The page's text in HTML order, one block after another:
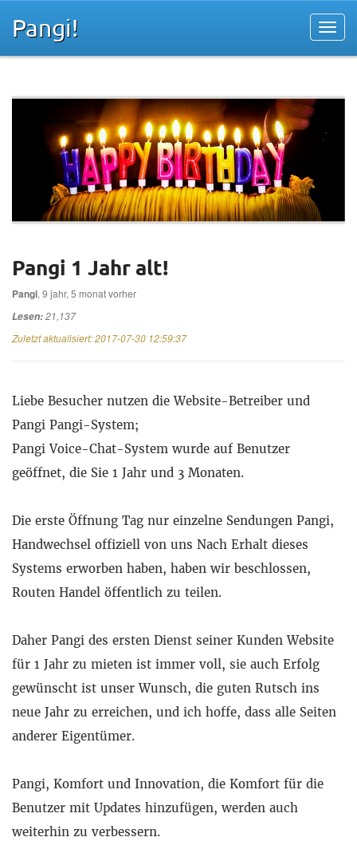
Pangi!
Pangi 1 Jahr alt!
Pangi, 9 jahr, 5 monat vorher
Lesen:21,137
Zuletzt aktualisiert:2017-07-30 12:59:37
Liebe Besucher nutzen die Website-Betreiber und
Pangi Pangi-System;
Pangi Voice-Chat-System wurde auf Benutzer
geöffnet, die Sie 1 Jahr und 3 Monaten.
Die erste Öffnung Tag nur einzelne Sendungen Pangi,
Handwechsel offiziell von uns Nach Erhalt dieses
Systems erworben haben, haben wir beschlossen,
Routen Handel öffentlich zu teilen.
Daher Pangi des ersten Dienst seiner Kunden Website
für 1 Jahr zu mieten ist immer voll, sie auch Erfolg
gewünscht ist unser Wunsch, die guten Rutsch ins
neue Jahr zu erreichen, und ich hoffe, dass alle Seiten
anderer Eigentümer.
Pangi, Komfort und Innovation, die Komfort für die
Benutzer mit Updates hinzufügen, werden auch
weiterhin zu verbessern.